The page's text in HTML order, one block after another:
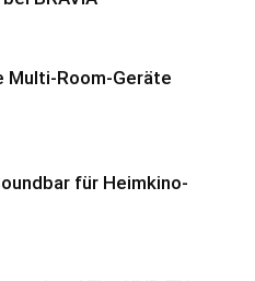
Multi-Room-Geräte
für Heimkino-